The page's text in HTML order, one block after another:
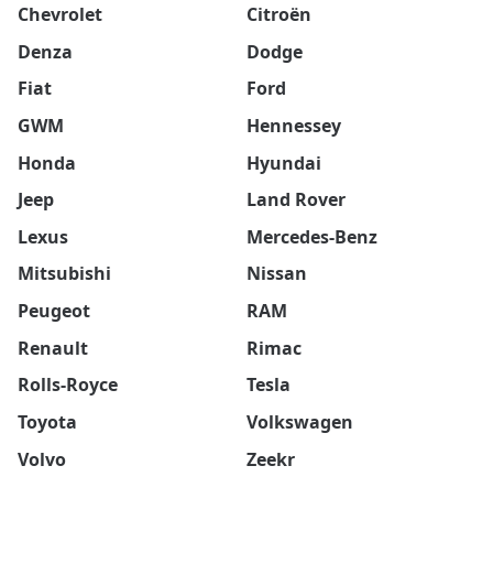
Chevrolet
Citroën
Denza
Dodge
Fiat
Ford
GWM
Hennessey
Honda
Hyundai
Jeep
Land Rover
Lexus
Mercedes-Benz
Mitsubishi
Nissan
Peugeot
RAM
Renault
Rimac
Rolls-Royce
Tesla
Toyota
Volkswagen
Volvo
Zeekr